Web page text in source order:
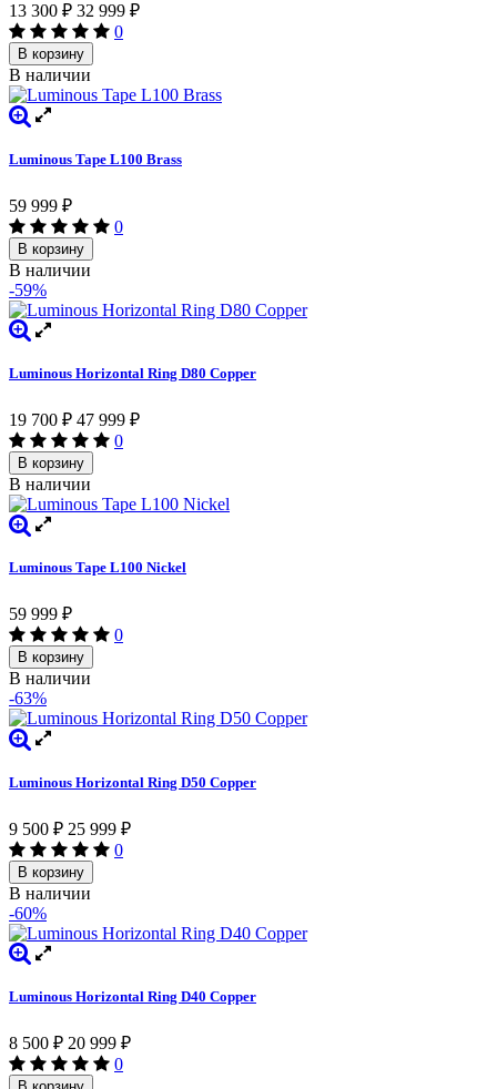
13 300 ₽ 32 999 ₽
0
В корзину
В наличии
Luminous Tape L100 Brass
59 999 ₽
0
В корзину
В наличии
-59%
Luminous Horizontal Ring D80 Copper
19 700 ₽ 47 999 ₽
0
В корзину
В наличии
Luminous Tape L100 Nickel
59 999 ₽
0
В корзину
В наличии
-63%
Luminous Horizontal Ring D50 Copper
9 500 ₽ 25 999 ₽
0
В корзину
В наличии
-60%
Luminous Horizontal Ring D40 Copper
8 500 ₽ 20 999 ₽
0